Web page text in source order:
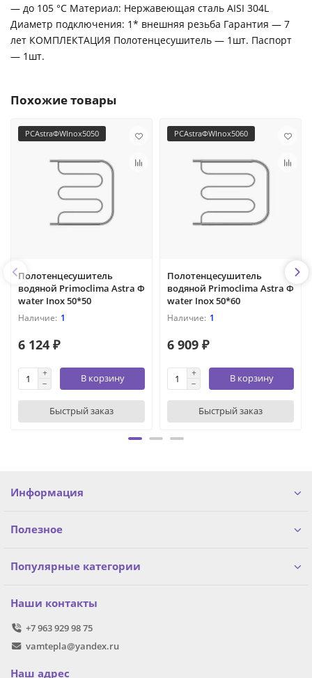
— до 105 °С Материал: Нержавеющая сталь AISI 304L
Диаметр подключения: 1* внешняя резьба Гарантия — 7
лет КОМПЛЕКТАЦИЯ Полотенцесушитель — 1шт. Паспорт
— 1шт.
Похожие товары
PCAstraФWInox5050
Полотенцесушитель
водяной Primoclima Astra Ф
water Inox 50*50
1
6 124 ₽
В корзину
Быстрый заказ
PCAstraФWInox5060
Полотенцесушитель
водяной Primoclima Astra Ф
water Inox 50*60
1
6 909 ₽
В корзину
Быстрый заказ
Информация
Полезное
Популярные категории
Наши контакты
+7 963 929 98 75
vamtepla@yandex.ru
Наш адрес